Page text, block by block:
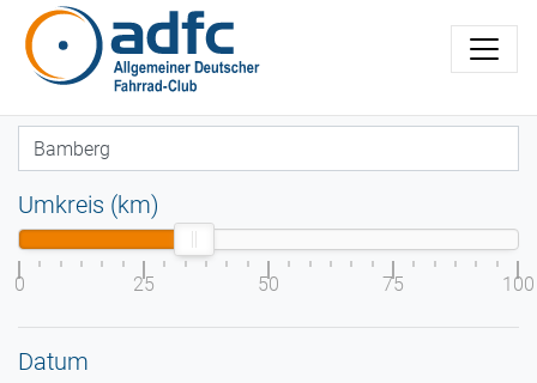
Umkreis (km)
0 25 50 75 100
Datum